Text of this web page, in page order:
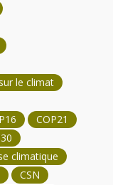
le climat
COP21
climatique
CSN